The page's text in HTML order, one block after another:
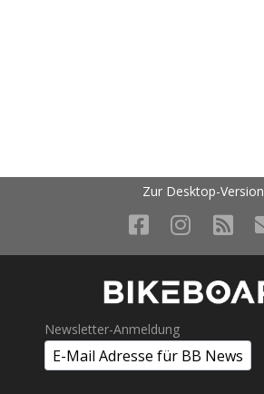
Zur Desktop-Version
Newsletter-Anmeldung